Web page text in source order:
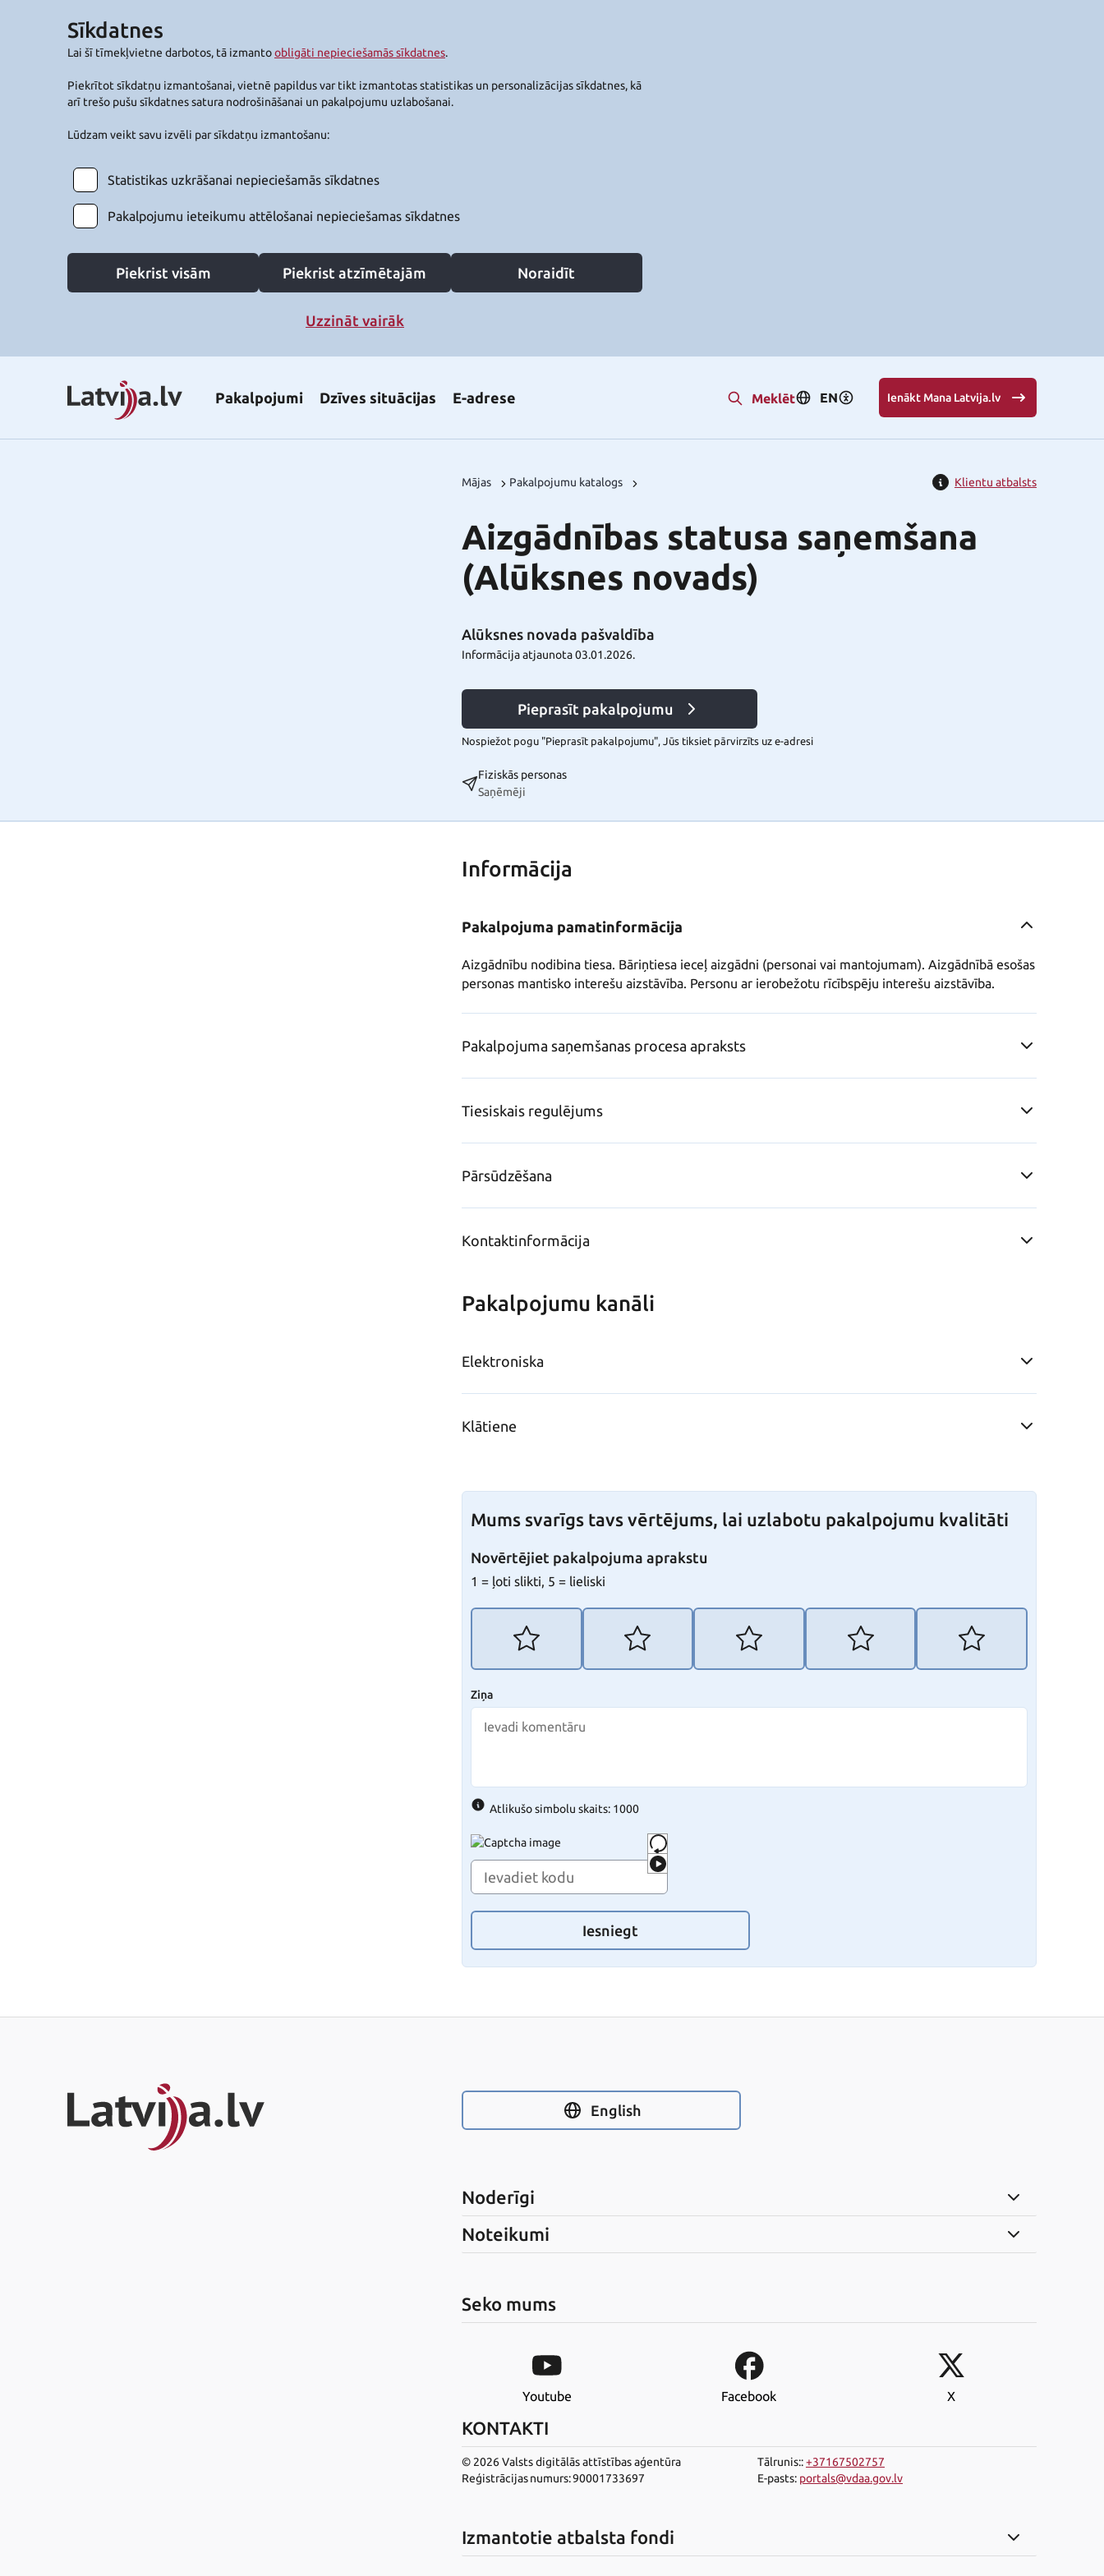
Sīkdatnes
Lai šī tīmekļvietne darbotos, tā izmantoobligāti nepieciešamās sīkdatnes.
Piekrītot sīkdatņu izmantošanai, vietnē papildus var tikt izmantotas statistikas un personalizācijas sīkdatnes, kā
arī trešo pušu sīkdatnes satura nodrošināšanai un pakalpojumu uzlabošanai.
Lūdzam veikt savu izvēli par sīkdatņu izmantošanu:
Statistikas uzkrāšanai nepieciešamās sīkdatnes
Pakalpojumu ieteikumu attēlošanai nepieciešamas sīkdatnes
Piekrist visām Piekrist atzīmētajām Noraidīt
Uzzināt vairāk
Pakalpojumi Dzīves situācijas E-adrese Meklēt EN Ienākt Mana Latvija.lv
Mājas Pakalpojumu katalogs Klientu atbalsts
Aizgādnības statusa saņemšana
(Alūksnes novads)
Alūksnes novada pašvaldība
Informācija atjaunota 03.01.2026.
Pieprasīt pakalpojumu
Nospiežot pogu "Pieprasīt pakalpojumu", Jūs tiksiet pārvirzīts uz e-adresi
Fiziskās personas
Saņēmēji
Informācija
Pakalpojuma pamatinformācija
Aizgādnību nodibina tiesa. Bāriņtiesa ieceļ aizgādni (personai vai mantojumam). Aizgādnībā esošas
personas mantisko interešu aizstāvība. Personu ar ierobežotu rīcībspēju interešu aizstāvība.
Pakalpojuma saņemšanas procesa apraksts
Tiesiskais regulējums
Pārsūdzēšana
Kontaktinformācija
Pakalpojumu kanāli
Elektroniska
Klātiene
Mums svarīgs tavs vērtējums, lai uzlabotu pakalpojumu kvalitāti
Novērtējiet pakalpojuma aprakstu
1 = ļoti slikti, 5 = lieliski
Ziņa
Atlikušo simbolu skaits: 1000
Iesniegt
English
Noderīgi
Noteikumi
Seko mums
Youtube Facebook X
KONTAKTI
© 2026 Valsts digitālās attīstības aģentūra
Reģistrācijas numurs: 90001733697
Tālrunis::+37167502757
E-pasts: portals@vdaa.gov.lv
Izmantotie atbalsta fondi